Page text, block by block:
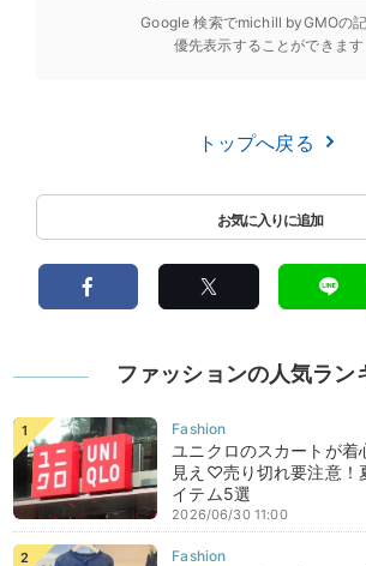
Google 検索でmichill byGMOの
優先表示することができます
トップへ戻る
ファッションの人気ラン
ユニクロのスカートが着
見え♡売り切れ要注意！
イテム5選
2026/06/30 11:00